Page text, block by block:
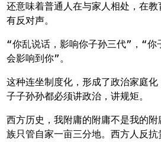
还意味着普通人在与家人相处，在
有反对声。
“你乱说话，影响你子孙三代”，“你
会影响到你”。
这种连坐制度化，形成了政治家庭
子子孙孙都必须讲政治，讲规矩。
西方历史，我附庸的附庸不是我的
族只管自家一亩三分地。西方人反